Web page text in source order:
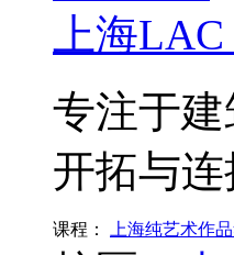
上海
专注于
开拓与连
课程： 上海纯艺术作